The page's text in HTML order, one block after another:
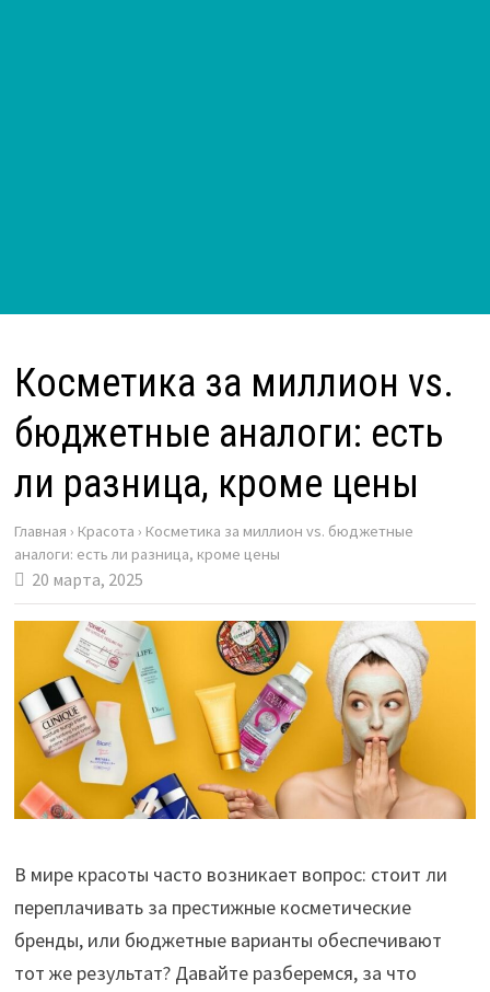
Косметика за миллион vs.
бюджетные аналоги: есть
ли разница, кроме цены
Главная › Красота › Косметика за миллион vs. бюджетные
аналоги: есть ли разница, кроме цены
20 марта, 2025
В мире красоты часто возникает вопрос: стоит ли
переплачивать за престижные косметические
бренды, или бюджетные варианты обеспечивают
тот же результат? Давайте разберемся, за что